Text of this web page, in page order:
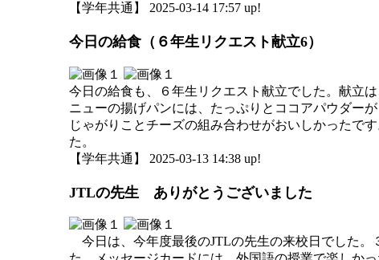
【学年共通】 2025-03-14 17:57 up!
今日の給食（６年生リクエスト献立6）
今日の給食も、６年生リクエスト献立でした。献立
ニューの揚げパンには、たっぷりとココアパウダー
じゃがりことチーズの組み合わせがおいしかったで
た。
【学年共通】 2025-03-13 14:38 up!
JTLの先生 ありがとうございました
今日は、今年度最後のJTLの先生の来校日でした。